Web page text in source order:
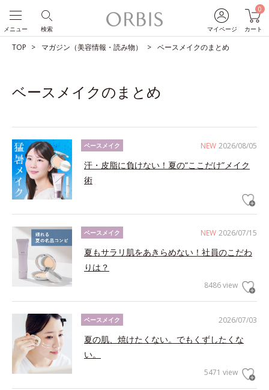
マイページ
0
カート
検索
メニュー
TOP マガジン（美容情報・読み物） ベースメイクのまとめ
ベースメイクのまとめ
NEW 2026/08/05
ベースメイク
汗・皮脂に負けない！夏の“ここだけ”メイク
術
NEW 2026/07/15
ベースメイク
夏もサラリ肌をあきらめない！社員のこだわ
りは？
8486 view
2026/07/03
ベースメイク
夏の肌、焼けたくない。でもくずしたくな
い。
5471 view